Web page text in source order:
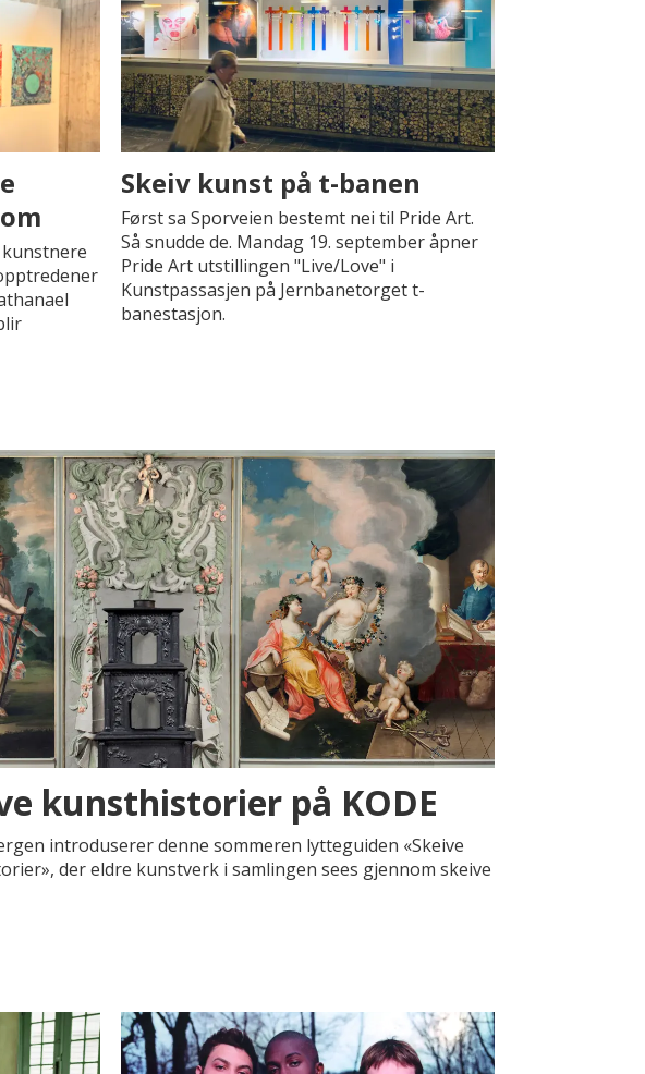
kunstnere
Skeiv kunst på t-banen
Først sa Sporveien bestemt nei til Pride Art.
Så snudde de. Mandag 19. september åpner
Pride Art utstillingen "Live/Love" i
Kunstpassasjen på Jernbanetorget t-
banestasjon.
kunsthistorier på KODE
introduserer denne sommeren lytteguiden «Skeive
der eldre kunstverk i samlingen sees gjennom skeive